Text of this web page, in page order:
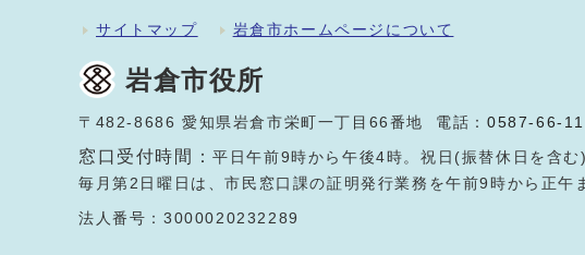
サイトマップ 岩倉市ホームページについて
岩倉市役所
〒482-8686 愛知県岩倉市栄町一丁目66番地 電話：0587-66-
窓口受付時間：平日午前9時から午後4時。祝日(振替休日を含む
毎月第2日曜日は、市民窓口課の証明発行業務を午前9時から正午
法人番号：3000020232289